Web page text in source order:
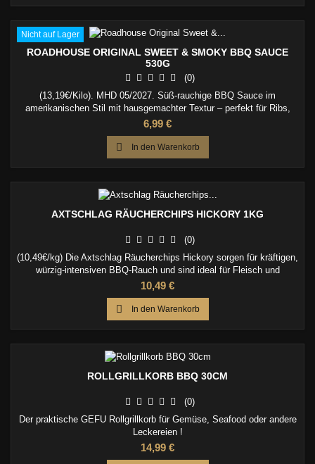
Nicht auf Lager
ROADHOUSE ORIGINAL SWEET & SMOKY BBQ SAUCE
530G
(0)
(13,19€/Kilo). MHD 05/2027. Süß-rauchige BBQ Sauce im
amerikanischen Stil mit hausgemachter Textur – perfekt für Ribs,
Pulled Pork, Burger und BBQ-Klassiker.
Preis
6,99 €
 In den Warenkorb
AXTSCHLAG RÄUCHERCHIPS HICKORY 1KG
(0)
(10,49€/kg) Die Axtschlag Räucherchips Hickory sorgen für kräftigen,
würzig-intensiven BBQ-Rauch und sind ideal für Fleisch und
klassisches amerikanisches Barbecue.
Preis
10,49 €
 In den Warenkorb
ROLLGRILLKORB BBQ 30CM
(0)
Der praktische GEFU Rollgrillkorb für Gemüse, Seafood oder andere
Leckereien !
Preis
14,99 €